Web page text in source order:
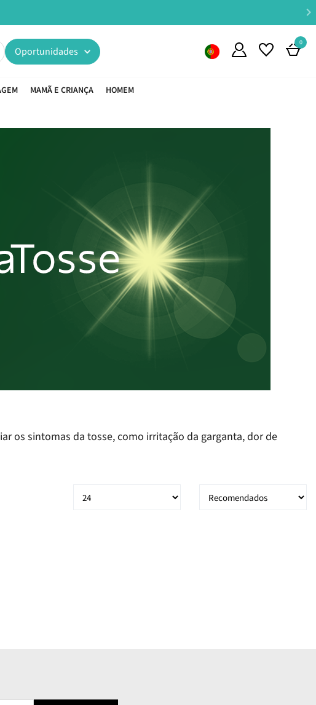
Oportunidades
0
MAMÃ E CRIANÇA HOMEM
os sintomas da tosse, como irritação da garganta, dor de